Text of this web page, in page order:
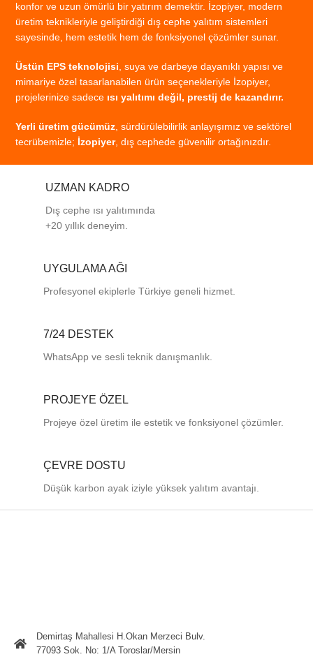
konfor ve uzun ömürlü bir yatırım demektir. İzopiyer, modern
üretim teknikleriyle geliştirdiği dış cephe yalıtım sistemleri
sayesinde, hem estetik hem de fonksiyonel çözümler sunar.
Üstün EPS teknolojisi suya ve darbeye dayanıklı yapısı ve
mimariye özel tasarlanabilen ürün seçenekleriyle İzopiyer,
projelerinize sadece ısı yalıtımı değil, prestij de kazandırır.
Yerli üretim gücümüz sürdürülebilirlik anlayışımız ve sektörel
tecrübemizle; İzopiyer, dış cephede güvenilir ortağınızdır.
UZMAN KADRO
Dış cephe ısı yalıtımında
+20 yıllık deneyim.
UYGULAMA AĞI
Profesyonel ekiplerle Türkiye geneli hizmet.
7/24 DESTEK
WhatsApp ve sesli teknik danışmanlık.
PROJEYE ÖZEL
Projeye özel üretim ile estetik ve fonksiyonel çözümler.
ÇEVRE DOSTU
Düşük karbon ayak iziyle yüksek yalıtım avantajı.
Demirtaş Mahallesi H.Okan Merzeci Bulv.
77093 Sok. No: 1/A Toroslar/Mersin